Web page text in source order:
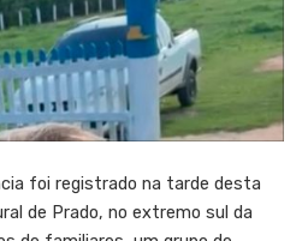
foi registrado na tarde desta
de Prado, no extremo sul da